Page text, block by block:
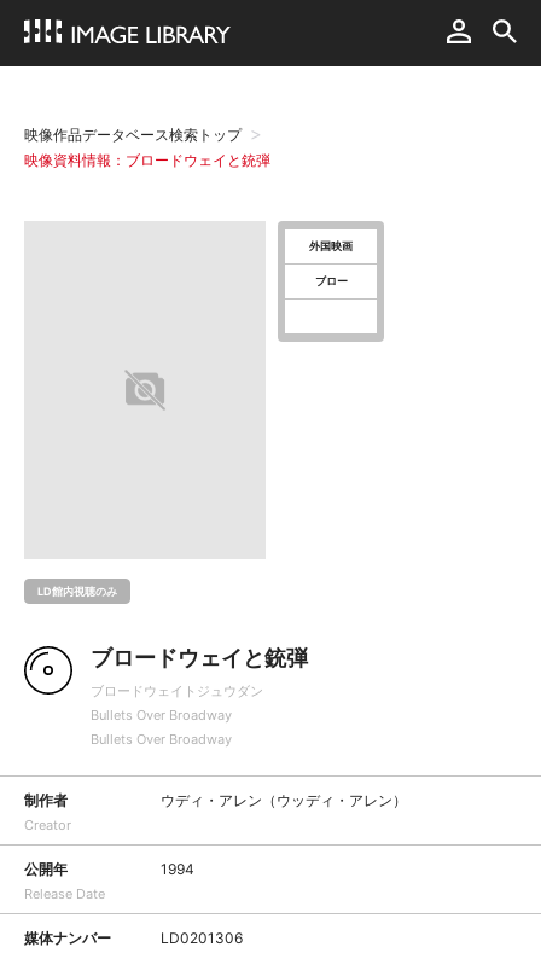
映像作品データベース検索トップ
映像資料情報：ブロードウェイと銃弾
LD館内視聴のみ
外国映画
ブロー
ブロードウェイと銃弾
ブロードウェイトジュウダン
Bullets Over Broadway
Bullets Over Broadway
制作者
Creator
ウディ・アレン（ウッディ・アレン）
公開年
Release Date
1994
媒体ナンバー LD0201306